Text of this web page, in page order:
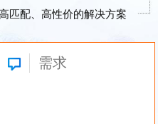
匹配、高性价的解决方案